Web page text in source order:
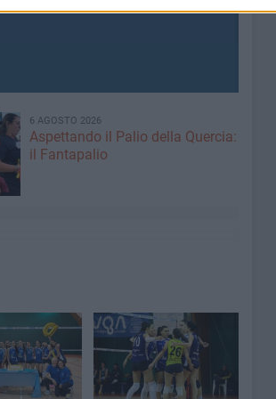
6 AGOSTO 2026
Aspettando il Palio della Quercia:
il Fantapalio